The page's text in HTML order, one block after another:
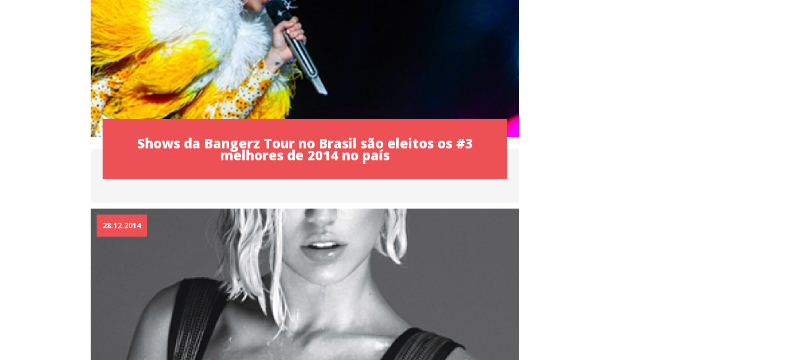
Shows da Bangerz Tour no Brasil são eleitos os #3
melhores de 2014 no país
28.12.2014